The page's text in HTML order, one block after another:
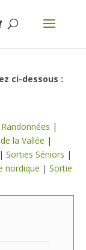
ci-dessous :
Randonnées |
la Vallée |
| Sorties Séniors |
nordique | Sortie